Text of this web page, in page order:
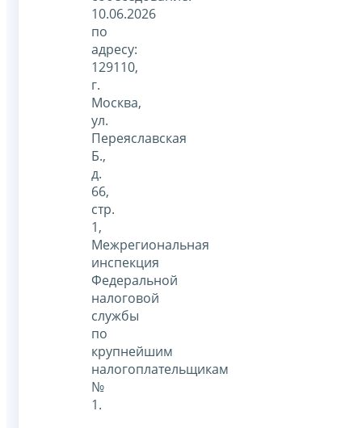
10.06.2026
по
адресу:
129110,
г.
Москва,
ул.
Переяславская
Б.,
д.
66,
стр.
1,
Межрегиональная
инспекция
Федеральной
налоговой
службы
по
крупнейшим
налогоплательщикам
№
1.